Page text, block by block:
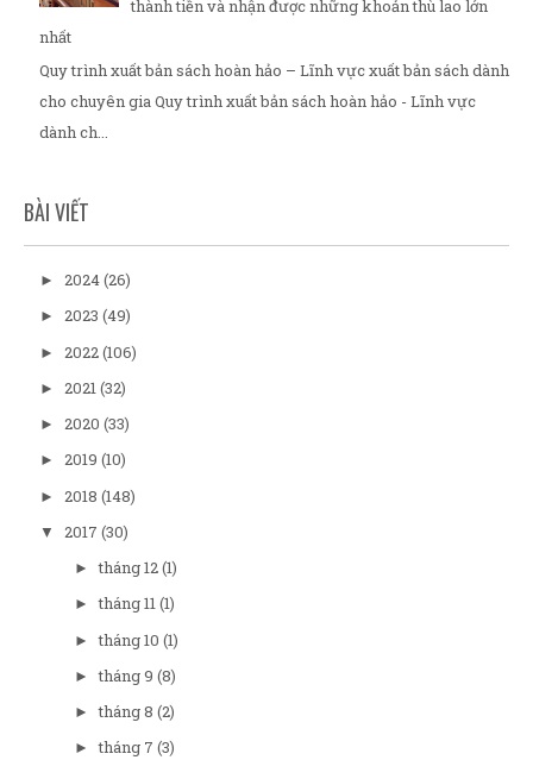
thành tiền và nhận được những khoản thù lao lớn
nhất
Quy trình xuất bản sách hoàn hảo – Lĩnh vực xuất bản sách dành
cho chuyên gia Quy trình xuất bản sách hoàn hảo - Lĩnh vực
dành ch...
BÀI VIẾT
► 2024(26)
► 2023 (49)
► 2022(106)
► 2021(32)
► 2020 (33)
► 2019 (10)
► 2018 (148)
▼ 2017 (30)
►tháng 12(1)
►tháng 11(1)
►tháng 10 (1)
►tháng 9 (8)
►tháng 8 (2)
►tháng 7 (3)